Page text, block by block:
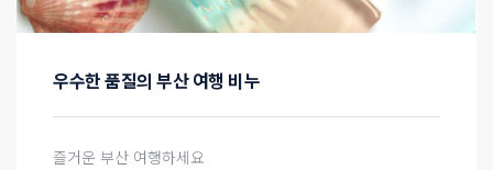
우수한 품질의 부산 여행 비누
즐거운 부산 여행하세요